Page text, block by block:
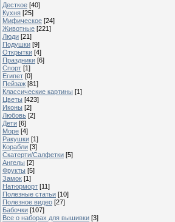
Десткое [40]
Кухня [25]
Мифическое [24]
Животные [221]
Люди [21]
Подушки [9]
Открытки [4]
Праздники [6]
Спорт [1]
Египет [0]
Пейзаж [81]
Классические картины [1]
Цветы [423]
Иконы [2]
Любовь [2]
Дети [6]
Море [4]
Ракушки [1]
Корабли [3]
Скатерти/Салфетки [5]
Ангелы [2]
Фрукты [5]
Замок [1]
Натюрморт [11]
Полезные статьи [10]
Полезное видео [27]
Бабочки [107]
Все о наборах для вышивки [3]